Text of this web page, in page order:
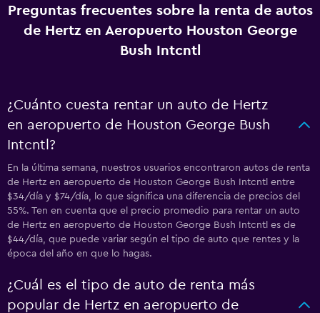
Preguntas frecuentes sobre la renta de autos
de Hertz en Aeropuerto Houston George
Bush Intcntl
¿Cuánto cuesta rentar un auto de Hertz
en aeropuerto de Houston George Bush
Intcntl?
En la última semana, nuestros usuarios encontraron autos de renta
de Hertz en aeropuerto de Houston George Bush Intcntl entre
$34/día y $74/día, lo que significa una diferencia de precios del
55%. Ten en cuenta que el precio promedio para rentar un auto
de Hertz en aeropuerto de Houston George Bush Intcntl es de
$44/día, que puede variar según el tipo de auto que rentes y la
época del año en que lo hagas.
¿Cuál es el tipo de auto de renta más
popular de Hertz en aeropuerto de